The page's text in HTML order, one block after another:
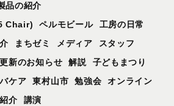
品の紹介
Chair)
ペルモビール
工房の日常
まちゼミ メディア
スタッフ
更新のお知らせ 解説
子どもまつり
ケア 東村山市 勉強会
オンライン
介
講演